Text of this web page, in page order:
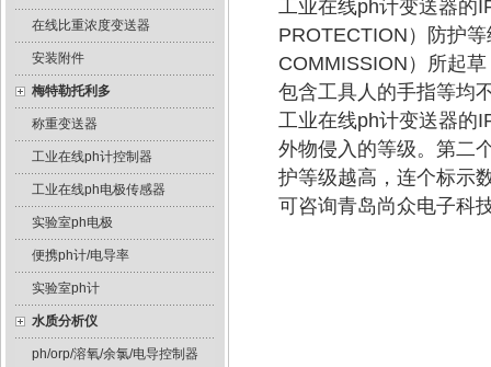
在线比重浓度变送器
安装附件
梅特勒托利多
称重变送器
工业在线ph计控制器
工业在线ph电极传感器
实验室ph电极
便携ph计/电导率
实验室ph计
水质分析仪
ph/orp/溶氧/余氯/电导控制器
工业在线ph计变送器的
PROTECTION）防护
COMMISSION）所起
包含工具人的手指等均
工业在线ph计变送器的
外物侵入的等级。第二
护等级越高，连个标示
可咨询青岛尚众电子科